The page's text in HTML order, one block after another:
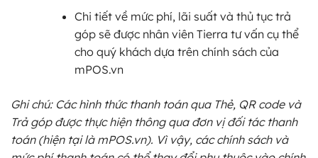
Chi tiết về mức phí, lãi suất và thủ tục trả
góp sẽ được nhân viên Tierra tư vấn cụ thể
cho quý khách dựa trên chính sách của
mPOS.vn
Ghi chú: Các hình thức thanh toán qua Thẻ, QR code và
Trả góp được thực hiện thông qua đơn vị đối tác thanh
toán (hiện tại là mPOS.vn). Vì vậy, các chính sách và